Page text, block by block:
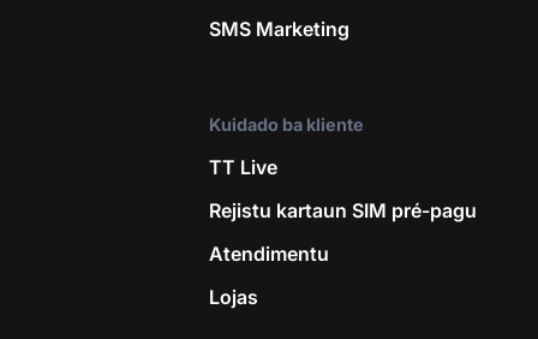
SMS Marketing
Kuidado ba kliente
TT Live
Rejistu kartaun SIM pré-pagu
Atendimentu
Lojas